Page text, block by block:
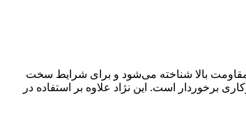
بالا شناخته می‌شود و برای شرایط سخت
برخوردار است. این نژاد علاوه بر استفاده در